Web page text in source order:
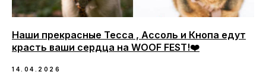
Наши прекрасные Тесса , Ассоль и Кнопа едут
красть ваши сердца на WOOF FEST!❤️
14.04.2026